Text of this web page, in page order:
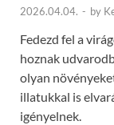
2026.04.04. - by
Fedezd fel a
hoznak
olyan
illatukkal is
igényelnek.